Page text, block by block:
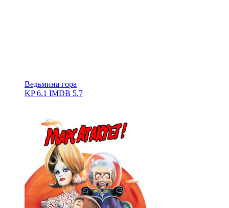
Ведьмина гора
KP6.1 IMDB 5.7